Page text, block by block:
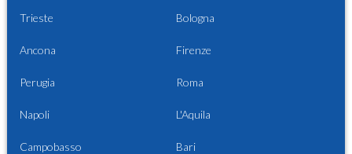
Trieste Bologna
Ancona Firenze
Perugia Roma
Napoli L'Aquila
Campobasso Bari